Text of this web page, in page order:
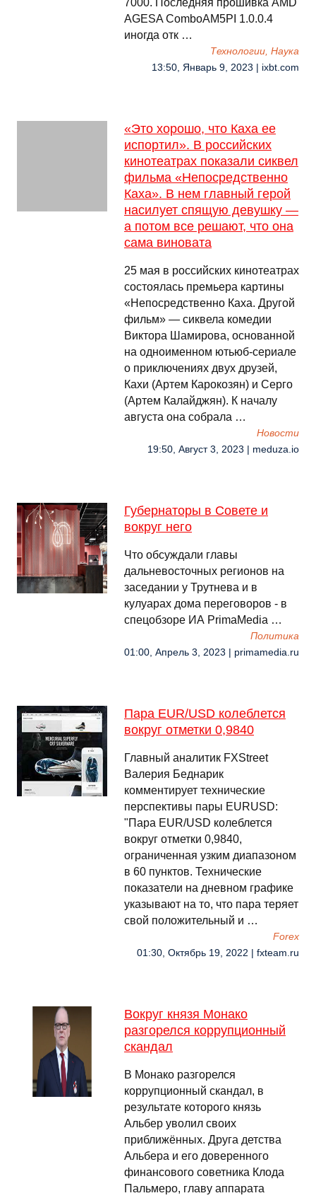
7000. Последняя прошивка AMD
AGESA ComboAM5PI 1.0.0.4
иногда отк …
Технологии, Наука
13:50, Январь 9, 2023 | ixbt.com
«Это хорошо, что Каха ее
испортил». В российских
кинотеатрах показали сиквел
фильма «Непосредственно
Каха». В нем главный герой
насилует спящую девушку —
а потом все решают, что она
сама виновата
25 мая в российских кинотеатрах
состоялась премьера картины
«Непосредственно Каха. Другой
фильм» — сиквела комедии
Виктора Шамирова, основанной
на одноименном ютьюб-сериале
о приключениях двух друзей,
Кахи (Артем Карокозян) и Серго
(Артем Калайджян). К началу
августа она собрала …
Новости
19:50, Август 3, 2023 | meduza.io
Губернаторы в Совете и
вокруг него
Что обсуждали главы
дальневосточных регионов на
заседании у Трутнева и в
кулуарах дома переговоров - в
спецобзоре ИА PrimaMedia …
Политика
01:00, Апрель 3, 2023 | primamedia.ru
Пара EUR/USD колеблется
вокруг отметки 0,9840
Главный аналитик FXStreet
Валерия Беднарик
комментирует технические
перспективы пары EURUSD:
"Пара EUR/USD колеблется
вокруг отметки 0,9840,
ограниченная узким диапазоном
в 60 пунктов. Технические
показатели на дневном графике
указывают на то, что пара теряет
свой положительный и …
Forex
01:30, Октябрь 19, 2022 | fxteam.ru
Вокруг князя Монако
разгорелся коррупционный
скандал
В Монако разгорелся
коррупционный скандал, в
результате которого князь
Альбер уволил своих
приближённых. Друга детства
Альбера и его доверенного
финансового советника Клода
Пальмеро, главу аппарата